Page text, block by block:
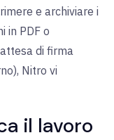
e archiviare i
in PDF o
di firma
Nitro vi
il lavoro